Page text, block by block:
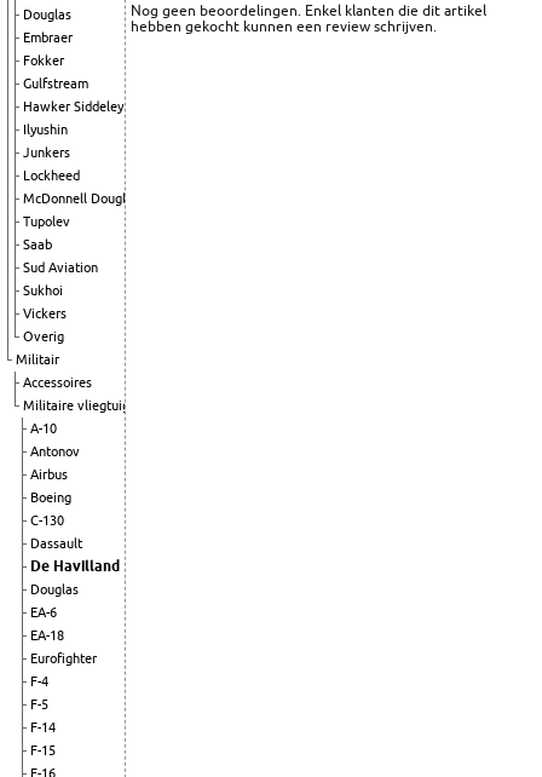
Douglas
Embraer
Fokker
Gulfstream
Hawker Siddeley
Ilyushin
Junkers
Lockheed
McDonnell Douglas
Tupolev
Saab
Sud Aviation
Sukhoi
Vickers
Overig
Militair
Accessoires
Militaire vliegtuigen
A-10
Antonov
Airbus
Boeing
C-130
Dassault
De Havilland
Douglas
EA-6
EA-18
Eurofighter
F-4
F-5
F-14
F-15
F-16
Nog geen beoordelingen. Enkel klanten die dit artikel
hebben gekocht kunnen een review schrijven.